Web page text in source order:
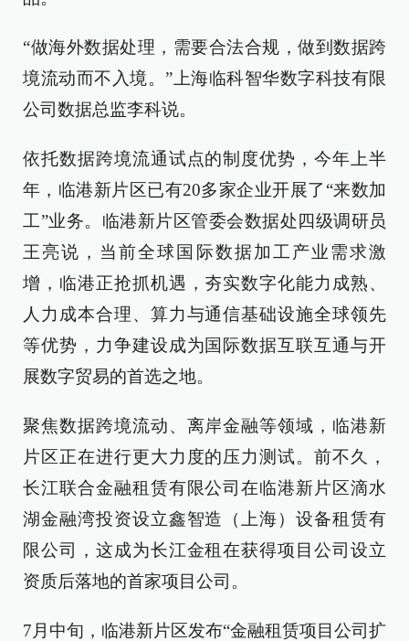
“做海外数据处理，需要合法合规，做到数据跨
境流动而不入境。”上海临科智华数字科技有限
公司数据总监李科说。
依托数据跨境流通试点的制度优势，今年上半
年，临港新片区已有20多家企业开展了“来数加
工”业务。临港新片区管委会数据处四级调研员
王亮说，当前全球国际数据加工产业需求激
增，临港正抢抓机遇，夯实数字化能力成熟、
人力成本合理、算力与通信基础设施全球领先
等优势，力争建设成为国际数据互联互通与开
展数字贸易的首选之地。
聚焦数据跨境流动、离岸金融等领域，临港新
片区正在进行更大力度的压力测试。前不久，
长江联合金融租赁有限公司在临港新片区滴水
湖金融湾投资设立鑫智造（上海）设备租赁有
限公司，这成为长江金租在获得项目公司设立
资质后落地的首家项目公司。
7月中旬，临港新片区发布“金融租赁项目公司扩